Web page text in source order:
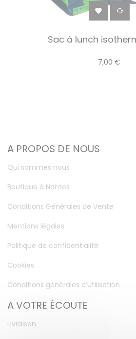
 
Sac à lunch
7,00 €
A PROPOS DE NOUS
Qui sommes nous
Boutique à Nantes
Conditions Générales de Vente
Mentions légales
Politique de confidentialité
Cookies
Conditions générales d’utilisation
A VOTRE ÉCOUTE
Livraison